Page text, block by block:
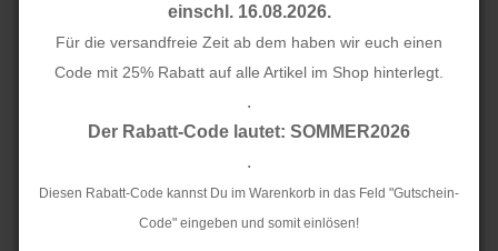
einschl. 16.08.2026.
Für die versandfreie Zeit ab dem haben wir euch einen
Code mit 25% Rabatt auf alle Artikel im Shop hinterlegt.
.
Der Rabatt-Code lautet: SOMMER2026
.
Diesen Rabatt-Code kannst Du im Warenkorb in das Feld "Gutschein-
Code" eingeben und somit einlösen!